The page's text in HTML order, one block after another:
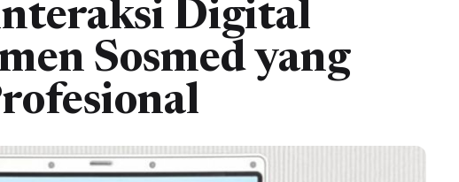
Digital
Sosmed yang